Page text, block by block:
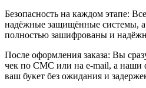
Безопасность на каждом этапе:
надёжные защищённые системы,
полностью зашифрованы и
После оформления заказа: Вы
чек по СМС или на e-mail, а наши
ваш букет без ожидания и